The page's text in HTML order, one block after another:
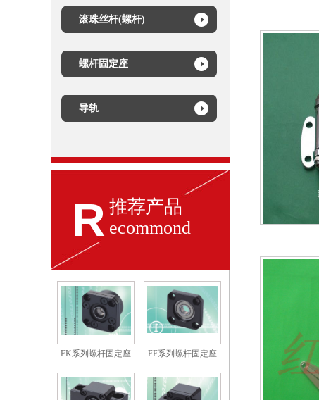
滚珠丝杆(螺杆)
螺杆固定座
导轨
R 推荐产品
ecommond
FK系列螺杆固定座 FF系列螺杆固定座